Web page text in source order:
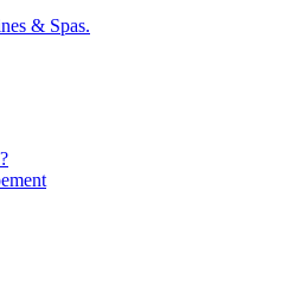
& Spas.